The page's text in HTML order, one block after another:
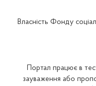
Закарпатське відділення
Власність Фонду
Портал працює в
зауваження або